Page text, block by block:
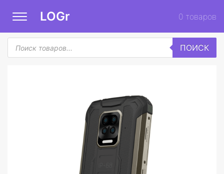
LOGr 0 товаров
Поиск
товаров
ПОИСК